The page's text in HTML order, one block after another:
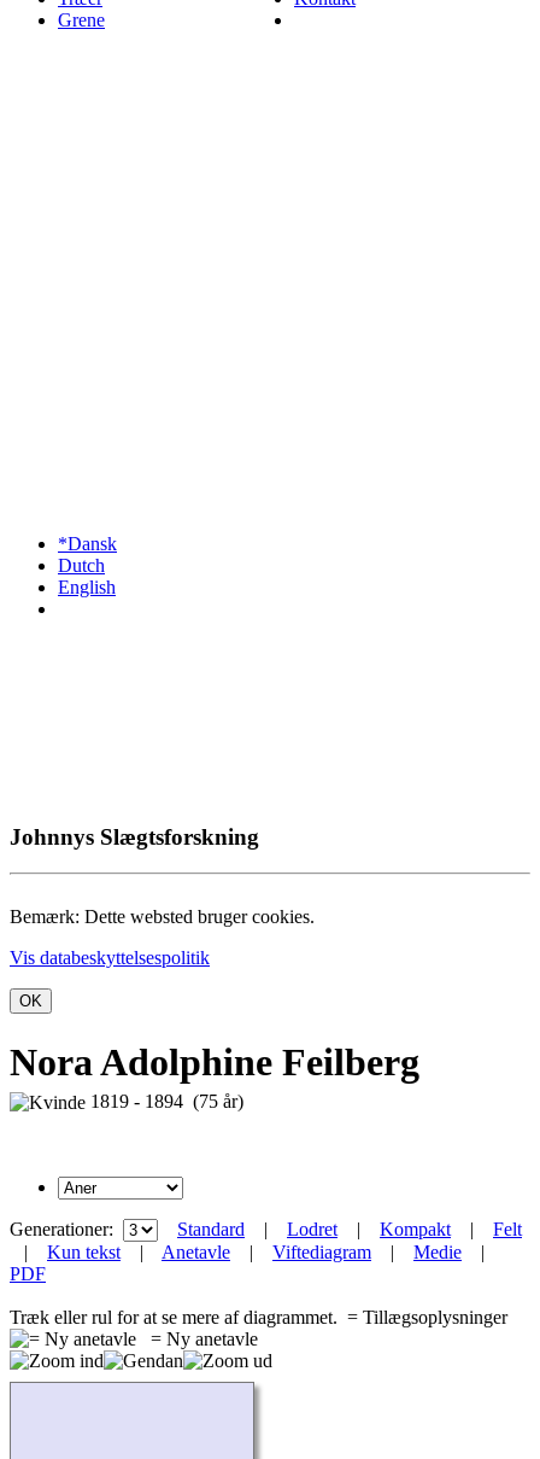
Grene
*Dansk
Dutch
English
Johnnys Slægtsforskning
Bemærk: Dette websted bruger cookies.
Vis databeskyttelsespolitik
OK
Nora Adolphine Feilberg
1819 - 1894 (75 år)
Generationer: Standard | Lodret | Kompakt | Felt
| Kun tekst | Anetavle | Viftediagram | Medie |
PDF
Træk eller rul for at se mere af diagrammet. = Tillægsoplysninger
= Ny anetavle